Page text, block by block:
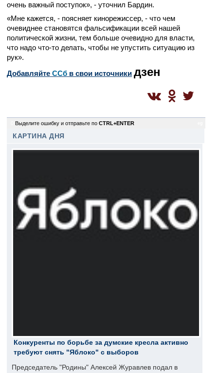
очень важный поступок», - уточнил Бардин.
«Мне кажется, - поясняет кинорежиссер, - что чем
очевиднее становятся фальсификации всей нашей
политической жизни, тем больше очевидно для власти,
что надо что-то делать, чтобы не упустить ситуацию из
рук».
Добавляйте CСб в свои источники дзен
Выделите ошибку и отправьте по CTRL+ENTER
КАРТИНА ДНЯ
Конкуренты по борьбе за думские кресла активно
требуют снять "Яблоко" с выборов
Председатель "Родины" Алексей Журавлев подал в